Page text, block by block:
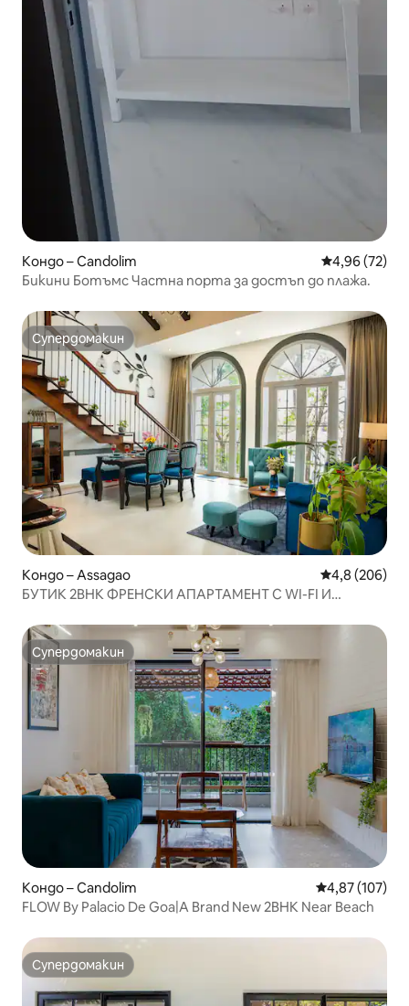
Кондо – Candolim Средна
4,96 (72)
Бикини Ботъмс Частна порта за достъп до плажа.
Супердомакин
Супердомакин
Кондо – Assagao Средна
4,8 (206)
БУТИК 2BHK ФРЕНСКИ АПАРТАМЕНТ С WI-FI И
Супердомакин
Супердомакин
Кондо – Candolim Средна
4,87 (107)
FLOW By Palacio De Goa|A Brand New 2BHK Near Beach
Супердомакин
Супердомакин